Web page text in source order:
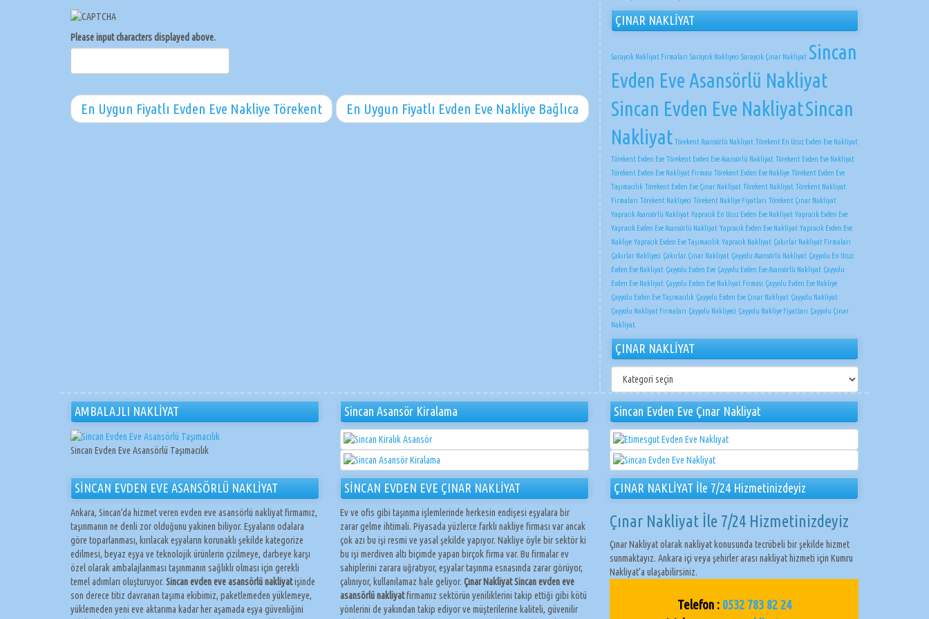
Please input characters displayed above.
En Uygun Fiyatlı Evden Eve Nakliye Bağlıca
En Uygun Fiyatlı Evden Eve Nakliye Törekent
ÇINAR NAKLİYAT
Saraycık Nakliyat Firmaları Saraycık Nakliyeci Saraycık Çınar Nakliyat Sincan
Evden Eve Asansörlü Nakliyat
Sincan Evden Eve NakliyatSincan
Nakliyat Törekent Asansörlü Nakliyat Törekent En Ucuz Evden Eve Nakliyat
Törekent Evden Eve Törekent Evden Eve Asansörlü Nakliyat Törekent Evden Eve Nakliyat
Törekent Evden Eve Nakliyat Firması Törekent Evden Eve Nakliye Törekent Evden Eve
Taşımacılık Törekent Evden Eve Çınar Nakliyat Törekent Nakliyat Törekent Nakliyat
Firmaları Törekent Nakliyeci Törekent Nakliye Fiyatları Törekent Çınar Nakliyat
Yapracık Asansörlü Nakliyat Yapracık En Ucuz Evden Eve Nakliyat Yapracık Evden Eve
Yapracık Evden Eve Asansörlü Nakliyat Yapracık Evden Eve Nakliyat Yapracık Evden Eve
Nakliye Yapracık Evden Eve Taşımacılık Yapracık Nakliyat Çakırlar Nakliyat Firmaları
Çakırlar Nakliyeci Çakırlar Çınar Nakliyat Çayyolu Asansörlü Nakliyat Çayyolu En Ucuz
Evden Eve Nakliyat Çayyolu Evden Eve Çayyolu Evden Eve Asansörlü Nakliyat Çayyolu
Evden Eve Nakliyat Çayyolu Evden Eve Nakliyat Firması Çayyolu Evden Eve Nakliye
Çayyolu Evden Eve Taşımacılık Çayyolu Evden Eve Çınar Nakliyat Çayyolu Nakliyat
Çayyolu Nakliyat Firmaları Çayyolu Nakliyeci Çayyolu Nakliye Fiyatları Çayyolu Çınar
Nakliyat
ÇINAR NAKLİYAT
NAKLİYAT
AMBALAJLI NAKLİYAT
Sincan Evden Eve Asansörlü Taşımacılık
Sincan Asansör Kiralama Sincan Evden Eve Çınar Nakliyat
SİNCAN EVDEN EVE ASANSÖRLÜ NAKLİYAT
Ankara, Sincan’da hizmet veren evden eve asansörlü nakliyat firmamız,
taşınmanın ne denli zor olduğunu yakinen biliyor. Eşyaların odalara
göre toparlanması, kırılacak eşyaların korunaklı şekilde kategorize
edilmesi, beyaz eşya ve teknolojik ürünlerin çizilmeye, darbeye karşı
özel olarak ambalajlanması taşınmanın sağlıklı olması için gerekli
temel adımları oluşturuyor. Sincan evden eve asansörlü nakliyatişinde
son derece titiz davranan taşıma ekibimiz, paketlemeden yüklemeye,
yüklemeden yeni eve aktarıma kadar her aşamada eşya güvenliğini
SİNCAN EVDEN EVE ÇINAR NAKLİYAT
Ev ve ofis gibi taşınma işlemlerinde herkesin endişesi eşyalara bir
zarar gelme ihtimali. Piyasada yüzlerce farklı nakliye firması var ancak
çok azı bu işi resmi ve yasal şekilde yapıyor. Nakliye öyle bir sektör ki
bu işi merdiven altı biçimde yapan birçok firma var. Bu firmalar ev
sahiplerini zarara uğratıyor, eşyalar taşınma esnasında zarar görüyor,
çalınıyor, kullanılamaz hale geliyor. Çınar Nakliyat Sincan evden eve
asansörlü nakliyatfirmamız sektörün yeniliklerini takip ettiği gibi kötü
yönlerini de yakından takip ediyor ve müşterilerine kaliteli, güvenilir
ÇINAR NAKLİYAT İle 7/24 Hizmetinizdeyiz
Çınar Nakliyat İle 7/24 Hizmetinizdeyiz
Çınar Nakliyat olarak nakliyat konusunda tecrübeli bir şekilde hizmet
sunmaktayız. Ankara içi veya şehirler arası nakliyat hizmeti için Kumru
Nakliyat’a ulaşabilirsiniz.
Telefon : 0532 783 82 24